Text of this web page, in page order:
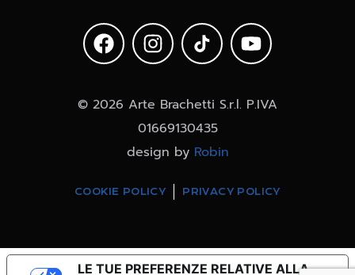
© 2026 Arte Brachetti S.r.l. P.IVA
01669130435
design by Robin
COOKIE POLICY PRIVACY POLICY
LE TUE PREFERENZE RELATIVE ALLA